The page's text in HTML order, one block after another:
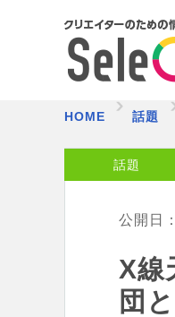
HOME 話題
話題
公開日
X線
団